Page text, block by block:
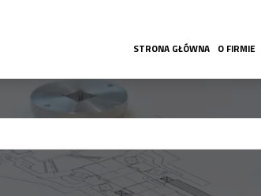
STRONA GŁÓWNA O FIRMIE